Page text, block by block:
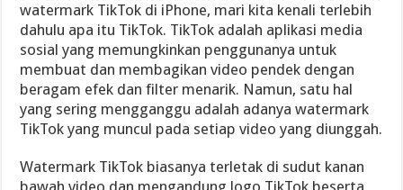
watermark TikTok di iPhone, mari kita kenali terlebih
dahulu apa itu TikTok. TikTok adalah aplikasi media
sosial yang memungkinkan penggunanya untuk
membuat dan membagikan video pendek dengan
beragam efek dan filter menarik. Namun, satu hal
yang sering mengganggu adalah adanya watermark
TikTok yang muncul pada setiap video yang diunggah.
Watermark TikTok biasanya terletak di sudut kanan
bawah video dan mengandung logo TikTok beserta